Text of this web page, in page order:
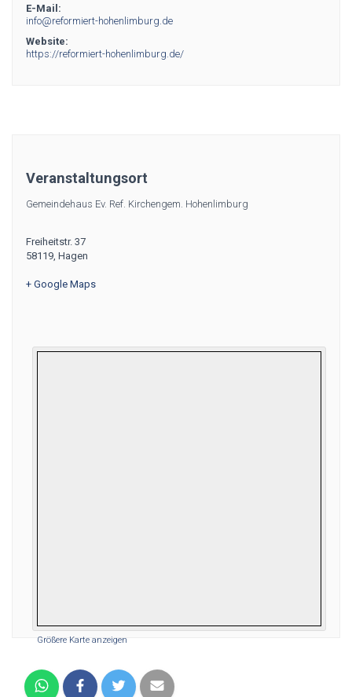
E-Mail:
info@reformiert-hohenlimburg.de
Website:
https://reformiert-hohenlimburg.de/
Veranstaltungsort
Gemeindehaus Ev. Ref. Kirchengem. Hohenlimburg
Freiheitstr. 37
58119, Hagen
+ Google Maps
Größere Karte anzeigen